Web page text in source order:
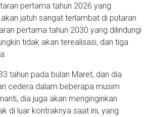
pertama tahun 2026 yang
jatuh sangat terlambat di putaran
pertama tahun 2030 yang dilindungi
tidak akan terealisasi, dan tiga
tahun pada bulan Maret, dan dia
cedera dalam beberapa musim
dia juga akan menginginkan
di luar kontraknya saat ini, yang